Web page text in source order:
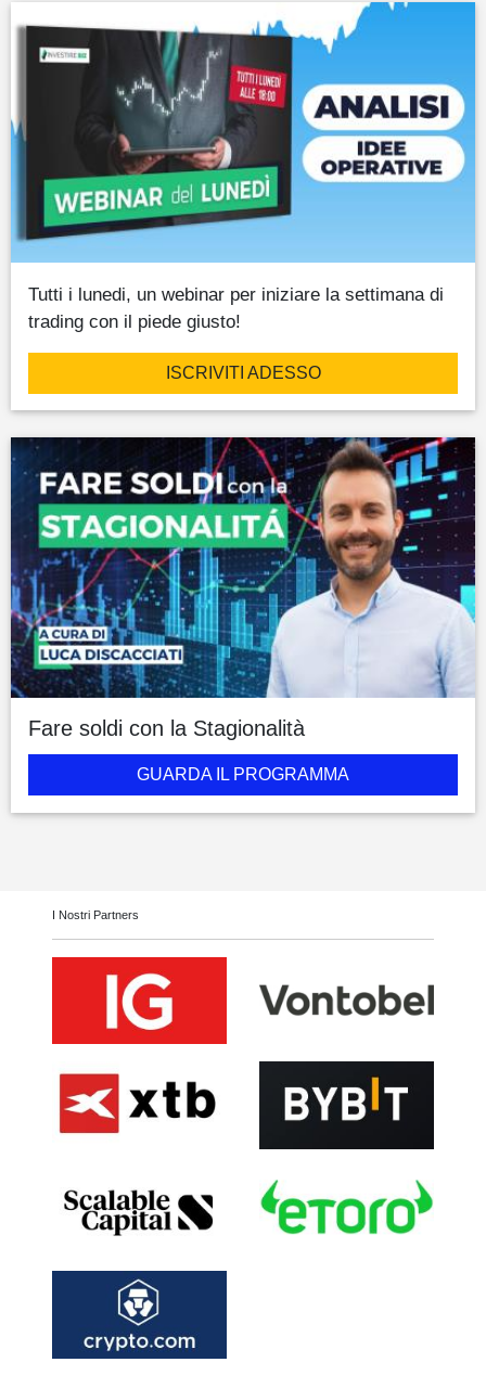
Tutti i lunedi, un webinar per iniziare la settimana di
trading con il piede giusto!
ISCRIVITI ADESSO
Fare soldi con la Stagionalità
GUARDA IL PROGRAMMA
I Nostri Partners